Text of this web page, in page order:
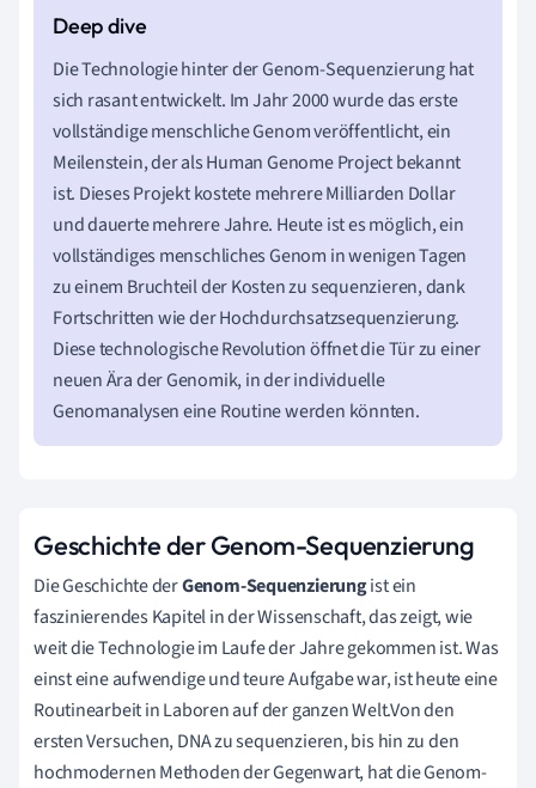
Die Technologie hinter der Genom-Sequenzierung hat
sich rasant entwickelt. Im Jahr 2000 wurde das erste
vollständige menschliche Genom veröffentlicht, ein
Meilenstein, der als Human Genome Project bekannt
ist. Dieses Projekt kostete mehrere Milliarden Dollar
und dauerte mehrere Jahre. Heute ist es möglich, ein
vollständiges menschliches Genom in wenigen Tagen
zu einem Bruchteil der Kosten zu sequenzieren, dank
Fortschritten wie der Hochdurchsatzsequenzierung.
Diese technologische Revolution öffnet die Tür zu einer
neuen Ära der Genomik, in der individuelle
Genomanalysen eine Routine werden könnten.
Geschichte der Genom-Sequenzierung
Die Geschichte derGenom-Sequenzierungist ein
faszinierendes Kapitel in der Wissenschaft, das zeigt, wie
weit die Technologie im Laufe der Jahre gekommen ist. Was
einst eine aufwendige und teure Aufgabe war, ist heute eine
Routinearbeit in Laboren auf der ganzen Welt.Von den
ersten Versuchen, DNA zu sequenzieren, bis hin zu den
hochmodernen Methoden der Gegenwart, hat die Genom-